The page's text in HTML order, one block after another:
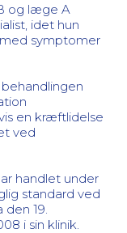
og læge A
idet hun
symptomer
en kræftlidelse
ved
handlet under
standard ved
19.
i sin klinik.